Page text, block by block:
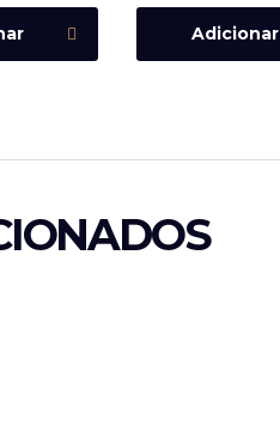
Adicionar